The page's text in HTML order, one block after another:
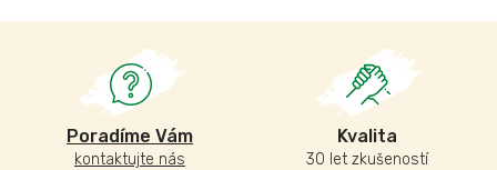
Poradíme Vám
kontaktujte nás
Kvalita
30 let zkušeností